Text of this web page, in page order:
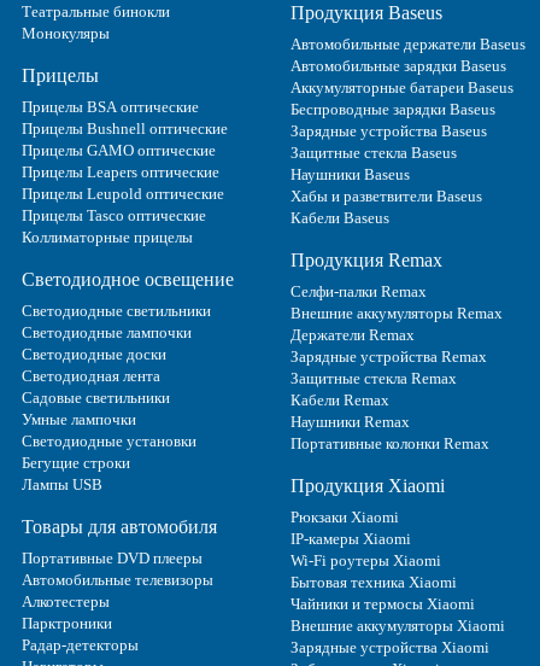
Театральные бинокли
Монокуляры
Прицелы
Прицелы BSA оптические
Прицелы Bushnell оптические
Прицелы GAMO оптические
Прицелы Leapers оптические
Прицелы Leupold оптические
Прицелы Tasco оптические
Коллиматорные прицелы
Светодиодное освещение
Светодиодные светильники
Светодиодные лампочки
Светодиодные доски
Светодиодная лента
Садовые светильники
Умные лампочки
Светодиодные установки
Бегущие строки
Лампы USB
Товары для автомобиля
Портативные DVD плееры
Автомобильные телевизоры
Алкотестеры
Парктроники
Радар-детекторы
Продукция Baseus
Автомобильные держатели Baseus
Автомобильные зарядки Baseus
Аккумуляторные батареи Baseus
Беспроводные зарядки Baseus
Зарядные устройства Baseus
Защитные стекла Baseus
Наушники Baseus
Хабы и разветвители Baseus
Кабели Baseus
Продукция Remax
Селфи-палки Remax
Внешние аккумуляторы Remax
Держатели Remax
Зарядные устройства Remax
Защитные стекла Remax
Кабели Remax
Наушники Remax
Портативные колонки Remax
Продукция Xiaomi
Рюкзаки Xiaomi
IP-камеры Xiaomi
Wi-Fi роутеры Xiaomi
Бытовая техника Xiaomi
Чайники и термосы Xiaomi
Внешние аккумуляторы Xiaomi
Зарядные устройства Xiaomi